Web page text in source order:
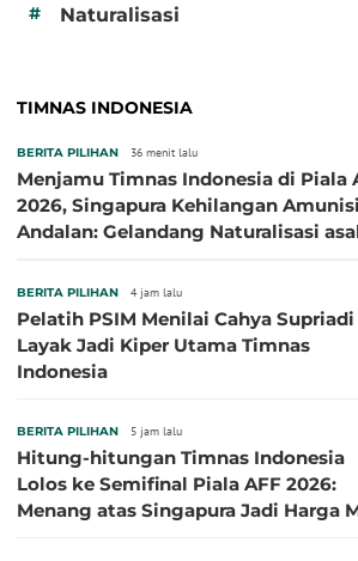
# Naturalisasi
TIMNAS INDONESIA
BERITA PILIHAN 36 menit lalu
Menjamu Timnas Indonesia di Piala
2026, Singapura Kehilangan Amunisi
Andalan: Gelandang Naturalisasi
BERITA PILIHAN 4 jam lalu
Pelatih PSIM Menilai Cahya Supriadi
Layak Jadi Kiper Utama Timnas
Indonesia
BERITA PILIHAN 5 jam lalu
Hitung-hitungan Timnas Indonesia
Lolos ke Semifinal Piala AFF 2026:
Menang atas Singapura Jadi Harga